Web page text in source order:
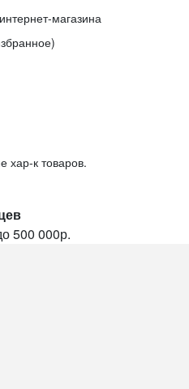
магазина
хар-к товаров.
500 000р.